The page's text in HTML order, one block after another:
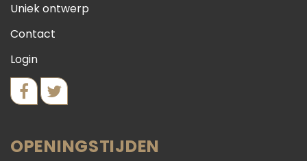
Uniek ontwerp
Contact
Login
OPENINGSTIJDEN